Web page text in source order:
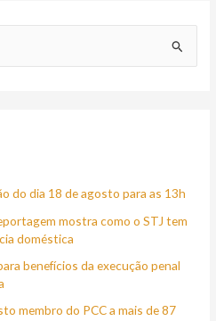
do dia 18 de agosto para as 13h
mostra como o STJ tem
doméstica
benefícios da execução penal
membro do PCC a mais de 87